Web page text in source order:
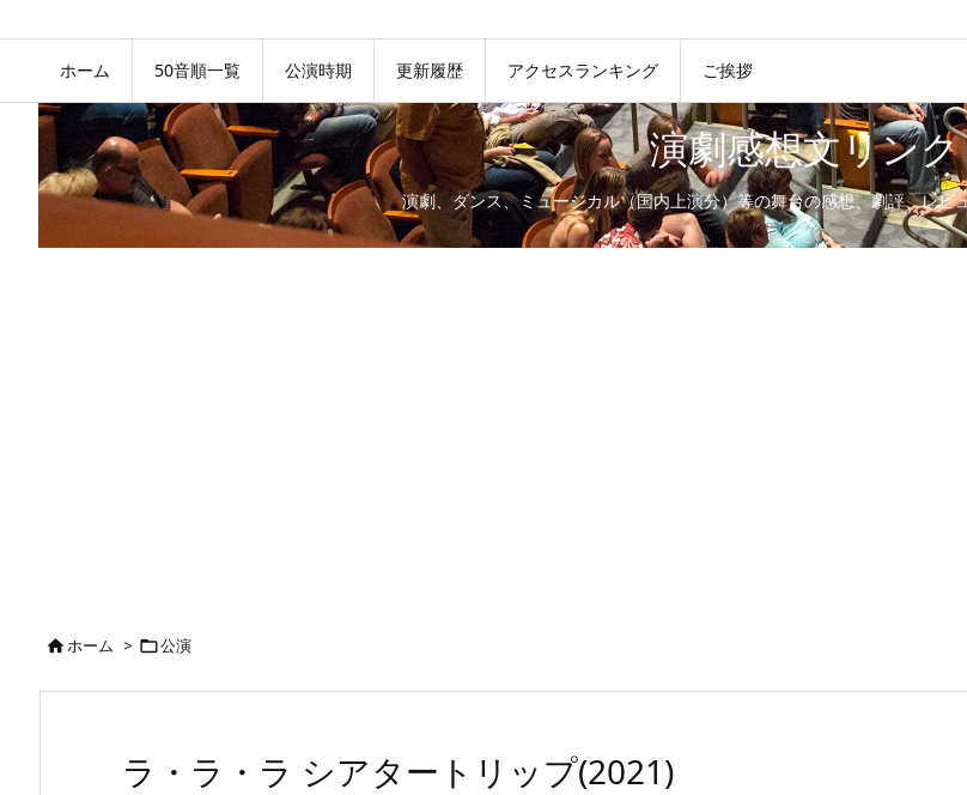
ホーム 50音順一覧 公演時期 更新履歴 アクセスランキング ご挨拶
演劇感想文リンク
演劇、ダンス、ミュージカル（国内上演分）等の舞台の感想、劇評、レビ
ホーム > 公演
ラ・ラ・ラ シアタートリップ(2021)